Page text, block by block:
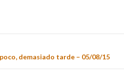
demasiado tarde – 05/08/15